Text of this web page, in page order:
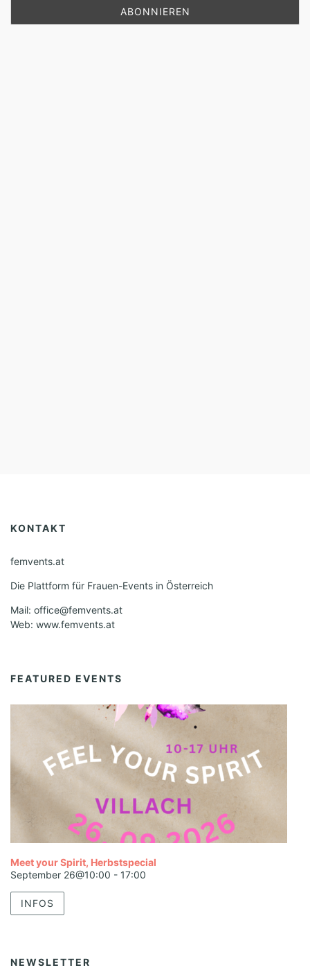
KONTAKT
femvents.at
Die Plattform für Frauen-Events in Österreich
Mail: office@femvents.at
Web: www.femvents.at
FEATURED EVENTS
Meet your Spirit, Herbstspecial
September 26@10:00 - 17:00
INFOS
NEWSLETTER